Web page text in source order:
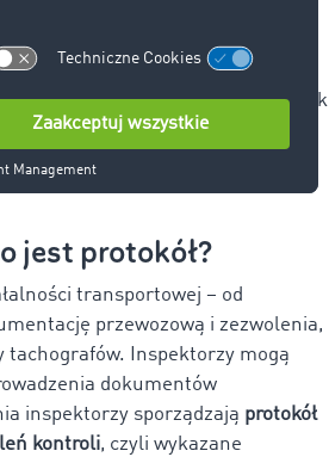
kontroli bez zapowiedzi.
swojej tożsamości i okazaniu
Przedsiębiorca ma obowiązek
prawidłowego przeprowadzenia
jest protokół?
transportowej – od
przewozową i zezwolenia,
tachografów. Inspektorzy mogą
dokumentów
inspektorzy sporządzają protokół
kontroli, czyli wykazane